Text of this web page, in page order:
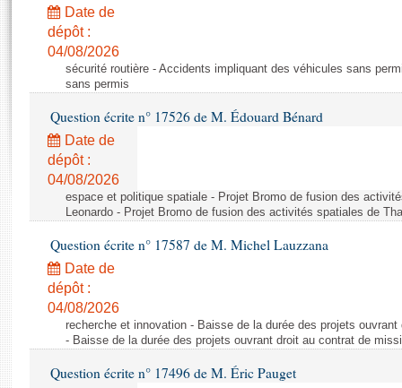
Propositions de loi
Amendements
Textes adoptés
Rapports législatifs
Rapports sur l'application des lois
Baromètre de l’application des lois
Dossiers législatifs
Budget et sécurité sociale
Questions écrites et orales
Comptes rendus des débats
Histoire
Juniors
Anciennes législatures
Contacts et plan d'accès
Photos libres de droit
Date de
dépôt :
04/08/2026
sécurité routière - Accidents impliquant des véhicules sans
sans permis
Question écrite n° 17526 de M. Édouard Bénard
Date de
dépôt :
04/08/2026
espace et politique spatiale - Projet Bromo de fusion des
Leonardo - Projet Bromo de fusion des activités spatiales de
Question écrite n° 17587 de M. Michel Lauzzana
Date de
dépôt :
04/08/2026
recherche et innovation - Baisse de la durée des projets
- Baisse de la durée des projets ouvrant droit au contrat de
Question écrite n° 17496 de M. Éric Pauget